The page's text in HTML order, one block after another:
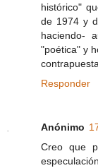
histórico"
de 1974 y
haciendo-
"poética" y
Responder
Anónimo
Creo que